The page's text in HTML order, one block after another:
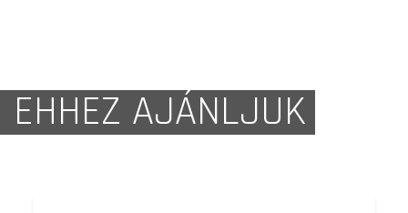
EHHEZ AJÁNLJUK